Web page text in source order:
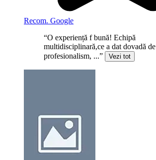
Recom. Google
“O experiență f bună! Echipă
multidisciplinară,ce a dat dovadă de
profesionalism, ...”
Vezi tot